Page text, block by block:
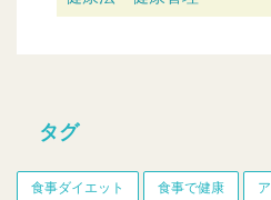
タグ
食事ダイエット 食事で健康